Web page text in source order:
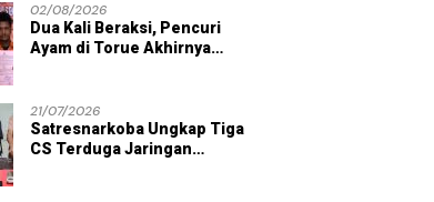
02/08/2026
Dua Kali Beraksi, Pencuri
Ayam di Torue Akhirnya
21/07/2026
Satresnarkoba Ungkap Tiga
CS Terduga Jaringan